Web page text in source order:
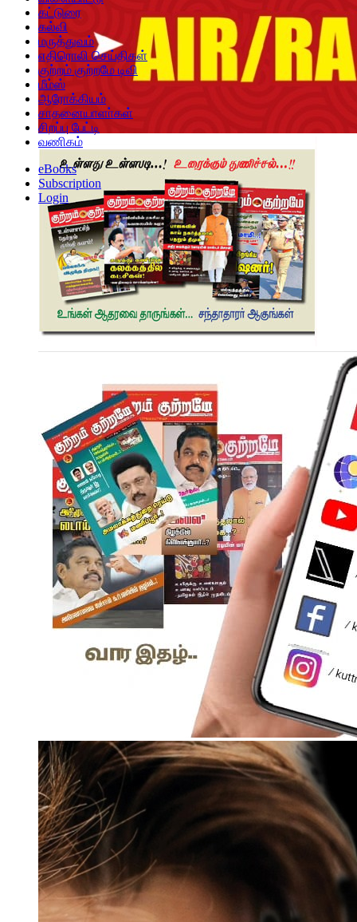
கட்டுரை
கல்வி
மருத்துவம்
எதிரொலி செய்திகள்
குற்றம் குற்றமே டிவி
மீம்ஸ்
ஆரோக்கியம்
சாதனையாளா்கள்
சிறப்பு பேட்டி
வணிகம்
eBooks
Subscription
Login